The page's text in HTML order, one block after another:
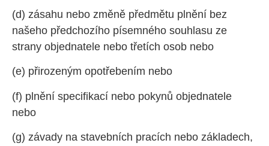
(d) zásahu nebo změně předmětu plnění bez
našeho předchozího písemného souhlasu ze
strany objednatele nebo třetích osob nebo
(e) přirozeným opotřebením nebo
(f) plnění specifikací nebo pokynů objednatele
nebo
(g) závady na stavebních pracích nebo základech,